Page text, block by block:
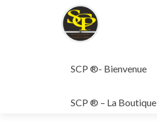
au
SCP ®- Bienvenue
SCP ® – La Boutique